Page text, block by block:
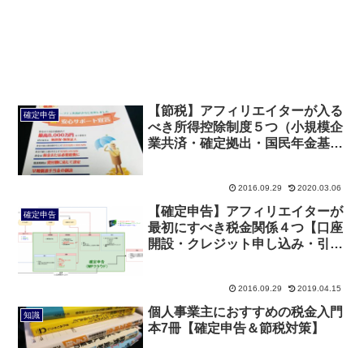
確定申告
【節税】アフィリエイターが入る
べき所得控除制度５つ（小規模企
業共済・確定拠出・国民年金基
2016.09.29 2020.03.06
確定申告
【確定申告】アフィリエイターが
最初にすべき税金関係４つ【口座
開設・クレジット申し込み・引き
2016.09.29 2019.04.15
知識
個人事業主におすすめの税金入門
本7冊【確定申告＆節税対策】